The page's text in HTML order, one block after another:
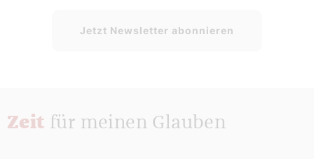
Jetzt Newsletter abonnieren
Zeit für meinen Glauben